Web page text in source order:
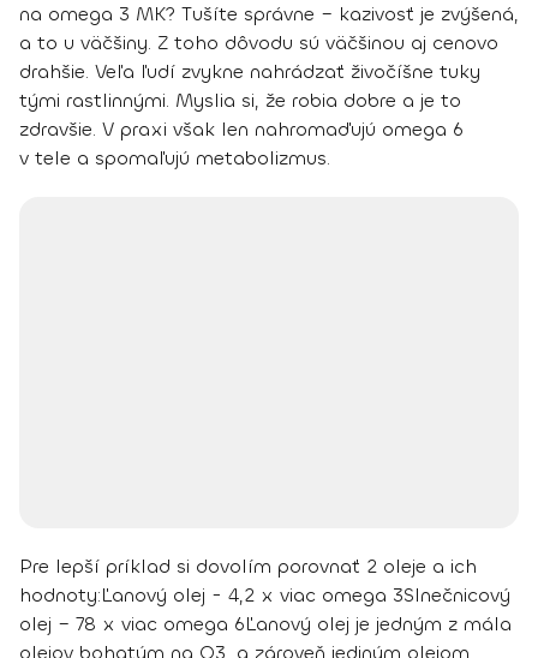
na omega 3 MK? Tušíte správne – kazivosť je zvýšená,
a to u väčšiny. Z toho dôvodu sú väčšinou aj cenovo
drahšie. Veľa ľudí zvykne nahrádzať živočíšne tuky
tými rastlinnými. Myslia si, že robia dobre a je to
zdravšie. V praxi však len nahromaďujú omega 6
v tele a spomaľujú metabolizmus.
Pre lepší príklad si dovolím porovnať 2 oleje a ich
hodnoty:Ľanový olej - 4,2 x viac omega 3Slnečnicový
olej – 78 x viac omega 6Ľanový olej je jedným z mála
olejov bohatým na O3, a zároveň jediným olejom,